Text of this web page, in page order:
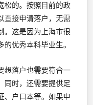
松的。按照目前的政
直接申请落户，无需
。这是因为上海市很
优秀本科毕业生。
想落户也需要符合一
同时，还需要提供足
、户口本等。如果申